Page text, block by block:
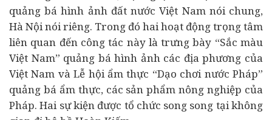
quảng bá hình ảnh đất nước Việt Nam nói chung,
Hà Nội nói riêng. Trong đó hai hoạt động trọng tâm
liên quan đến công tác này là trưng bày “Sắc màu
Việt Nam” quảng bá hình ảnh các địa phương của
Việt Nam và Lễ hội ẩm thực “Dạo chơi nước Pháp”
quảng bá ẩm thực, các sản phẩm nông nghiệp của
Pháp. Hai sự kiện được tổ chức song song tại không